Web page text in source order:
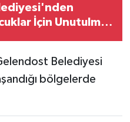
İçin Unutulmaz
Belediyesi
bölgelerde